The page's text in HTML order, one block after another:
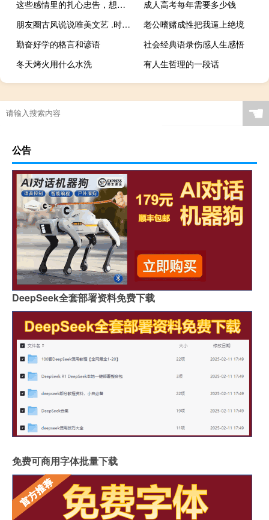
这些感情里的扎心忠告，想结婚的你一定要看看！
成人高考每年需要多少钱
朋友圈古风说说唯美文艺 .时光静好与君语
老公嗜赌成性把我逼上绝境
勤奋好学的格言和谚语
社会经典语录伤感人生感悟
冬天烤火用什么水洗
有人生哲理的一段话
☚
公告
DeepSeek全套部署资料免费下载
免费可商用字体批量下载